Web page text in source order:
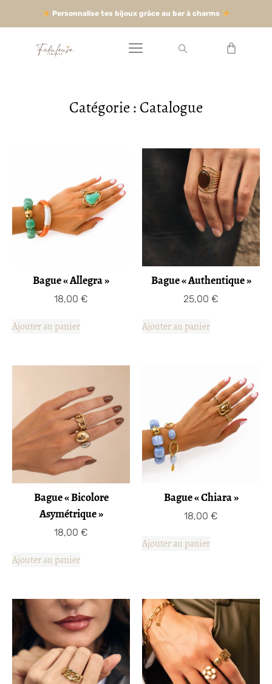
Personnalise tes bijoux grâce au bar à charms
Catégorie : Catalogue
Bague « Allegra »
18,00 €
Ajouter au panier
Bague « Authentique »
25,00 €
Ajouter au panier
Bague « Bicolore
Asymétrique »
18,00 €
Ajouter au panier
Bague « Chiara »
18,00 €
Ajouter au panier